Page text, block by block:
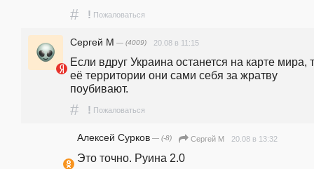
# ! Пожаловаться
Сергей М — (4009) 20.08 в 11:15
Если вдруг Украина останется на карте мира,
её территории они сами себя за жратву
поубивают.
# ! Пожаловаться
Алексей Сурков — (-8) Сергей М 20.08 в 13:32
Это точно. Руина 2.0